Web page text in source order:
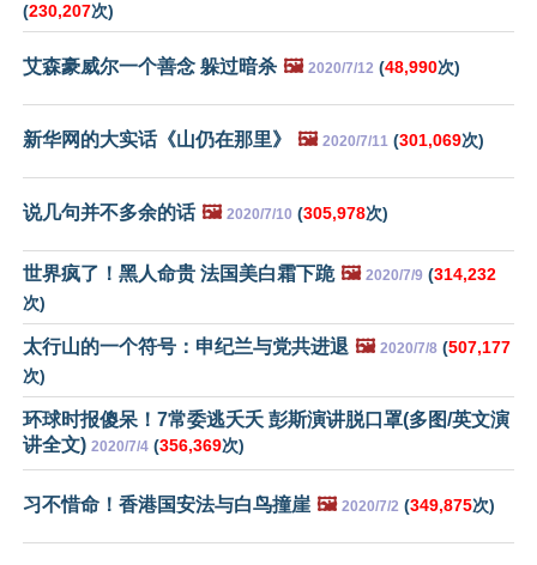
(230,207次)
艾森豪威尔一个善念 躲过暗杀 🖼️ 2020/7/12 (48,990次)
新华网的大实话《山仍在那里》 🖼️ 2020/7/11 (301,069次)
说几句并不多余的话 🖼️ 2020/7/10 (305,978次)
世界疯了！黑人命贵 法国美白霜下跪 🖼️ 2020/7/9 (314,232
次)
太行山的一个符号：申纪兰与党共进退 🖼️ 2020/7/8 (507,177
次)
环球时报傻呆！7常委逃夭夭 彭斯演讲脱口罩(多图/英文演
讲全文) 2020/7/4 (356,369次)
习不惜命！香港国安法与白鸟撞崖 🖼️ 2020/7/2 (349,875次)